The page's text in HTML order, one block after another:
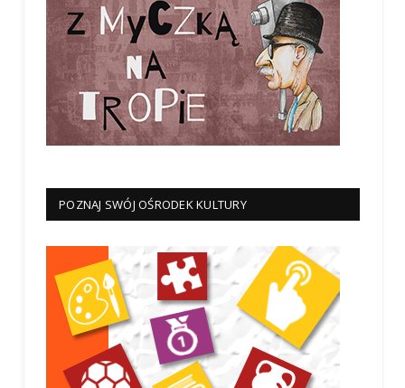
POZNAJ SWÓJ OŚRODEK KULTURY